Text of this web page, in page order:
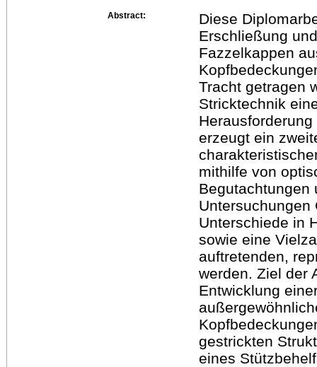
Abstract:
Diese
Erschließung
Fazzelkappen
Tracht getragen
Stricktechnik
erzeugt ein
mithilfe von
Begutachtungen
Untersuchungen
Unterschiede in
sowie eine
auftretenden,
werden. Ziel der
Entwicklung
gestrickten
eines